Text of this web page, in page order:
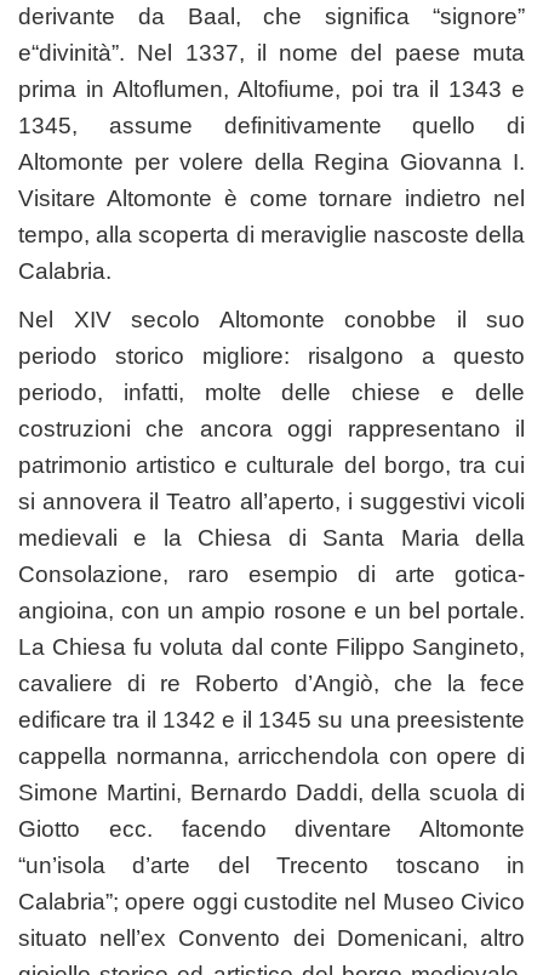
derivante da Baal, che significa “signore”
e“divinità”. Nel 1337, il nome del paese muta
prima in Altoflumen, Altofiume, poi tra il 1343 e
1345, assume definitivamente quello di
Altomonte per volere della Regina Giovanna I.
Visitare Altomonte è come tornare indietro nel
tempo, alla scoperta di meraviglie nascoste della
Calabria.
Nel XIV secolo Altomonte conobbe il suo
periodo storico migliore: risalgono a questo
periodo, infatti, molte delle chiese e delle
costruzioni che ancora oggi rappresentano il
patrimonio artistico e culturale del borgo, tra cui
si annovera il Teatro all’aperto, i suggestivi vicoli
medievali e la Chiesa di Santa Maria della
Consolazione, raro esempio di arte gotica-
angioina, con un ampio rosone e un bel portale.
La Chiesa fu voluta dal conte Filippo Sangineto,
cavaliere di re Roberto d’Angiò, che la fece
edificare tra il 1342 e il 1345 su una preesistente
cappella normanna, arricchendola con opere di
Simone Martini, Bernardo Daddi, della scuola di
Giotto ecc. facendo diventare Altomonte
“un’isola d’arte del Trecento toscano in
Calabria”; opere oggi custodite nel Museo Civico
situato nell’ex Convento dei Domenicani, altro